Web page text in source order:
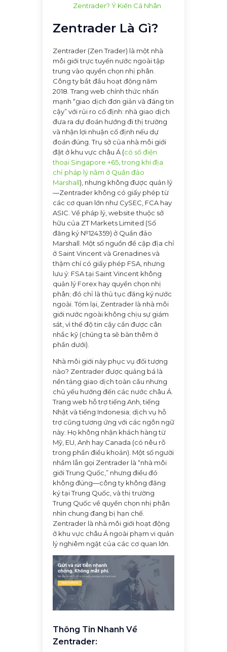
Zentrader? Ý Kiến Cá Nhân
Zentrader Là Gì?
Zentrader (Zen Trader) là một nhà
môi giới trực tuyến nước ngoài tập
trung vào quyền chọn nhị phân.
Công ty bắt đầu hoạt động năm
2018. Trang web chính thức nhấn
mạnh “giao dịch đơn giản và đáng tin
cậy” với rủi ro cố định: nhà giao dịch
đưa ra dự đoán hướng đi thị trường
và nhận lợi nhuận cố định nếu dự
đoán đúng. Trụ sở của nhà môi giới
đặt ở khu vực châu Á (có số điện
thoại Singapore +65, trong khi địa
chỉ pháp lý nằm ở Quần đảo
Marshall), nhưng không được quản lý
—Zentrader không có giấy phép từ
các cơ quan lớn như CySEC, FCA hay
ASIC. Về pháp lý, website thuộc sở
hữu của ZT Markets Limited (Số
đăng ký №124359) ở Quần đảo
Marshall. Một số nguồn đề cập địa chỉ
ở Saint Vincent và Grenadines và
thậm chí có giấy phép FSA, nhưng
lưu ý: FSA tại Saint Vincent không
quản lý Forex hay quyền chọn nhị
phân; đó chỉ là thủ tục đăng ký nước
ngoài. Tóm lại, Zentrader là nhà môi
giới nước ngoài không chịu sự giám
sát, vì thế độ tin cậy cần được cân
nhắc kỹ (chúng ta sẽ bàn thêm ở
phần dưới).
Nhà môi giới này phục vụ đối tượng
nào? Zentrader được quảng bá là
nền tảng giao dịch toàn cầu nhưng
chủ yếu hướng đến các nước châu Á.
Trang web hỗ trợ tiếng Anh, tiếng
Nhật và tiếng Indonesia; dịch vụ hỗ
trợ cũng tương ứng với các ngôn ngữ
này. Họ không nhận khách hàng từ
Mỹ, EU, Anh hay Canada (có nêu rõ
trong phần điều khoản). Một số người
nhầm lẫn gọi Zentrader là “nhà môi
giới Trung Quốc,” nhưng điều đó
không đúng—công ty không đăng
ký tại Trung Quốc, và thị trường
Trung Quốc về quyền chọn nhị phân
nhìn chung đang bị hạn chế.
Zentrader là nhà môi giới hoạt động
ở khu vực châu Á ngoài phạm vi quản
lý nghiêm ngặt của các cơ quan lớn.
Thông Tin Nhanh Về
Zentrader: